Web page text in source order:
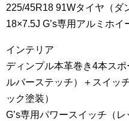
225/45R18 91Wタイヤ（ダ
18×7.5J G’s専用アルミホイ
インテリア
ディンプル本革巻き4本ス
ルバーステッチ）＋スイッ
ック塗装）
G’s専用パワースイッチ（レ